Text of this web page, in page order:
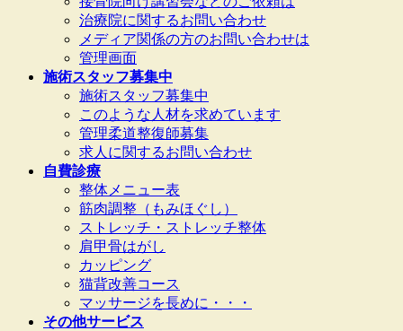
治療院に関するお問い合わせ
メディア関係の方のお問い合わせは
管理画面
施術スタッフ募集中
施術スタッフ募集中
このような人材を求めています
管理柔道整復師募集
求人に関するお問い合わせ
自費診療
整体メニュー表
筋肉調整（もみほぐし）
ストレッチ・ストレッチ整体
肩甲骨はがし
カッピング
猫背改善コース
マッサージを長めに・・・
その他サービス